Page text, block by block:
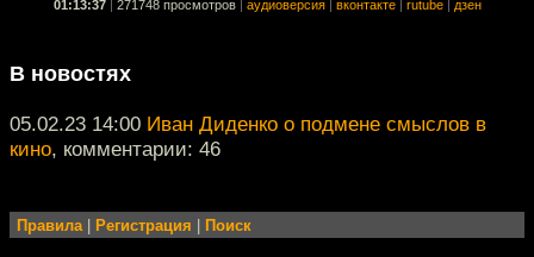
01:13:37 271748 просмотров аудиоверсия вконтакте rutube дзен
В новостях
05.02.23 14:00 Иван Диденко о подмене смыслов в
кино, комментарии: 46
Правила| Регистрация Поиск